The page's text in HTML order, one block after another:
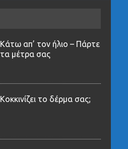
Κάτω απ’ τον ήλιο – Πάρτε
τα μέτρα σας
Κοκκινίζει το δέρμα σας;